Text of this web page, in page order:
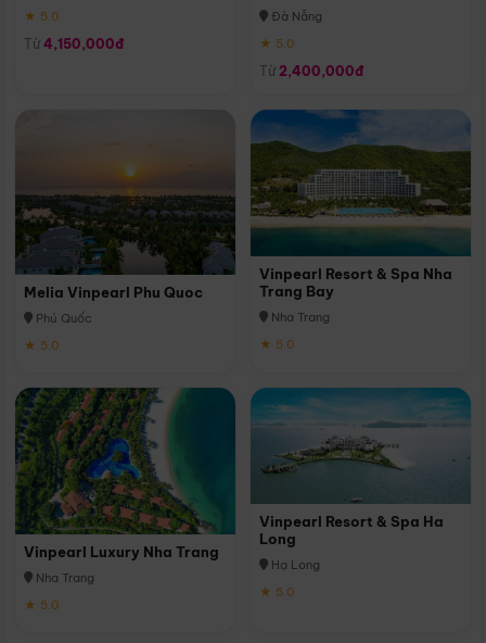
★ 5.0
Từ 4,150,000đ
Đà Nẵng
★ 5.0
Từ 2,400,000đ
Melia Vinpearl Phu Quoc
Phú Quốc
★ 5.0
Vinpearl Resort & Spa Nha
Trang Bay
Nha Trang
★ 5.0
Vinpearl Luxury Nha Trang
Nha Trang
★ 5.0
Vinpearl Resort & Spa Ha
Long
Hạ Long
★ 5.0